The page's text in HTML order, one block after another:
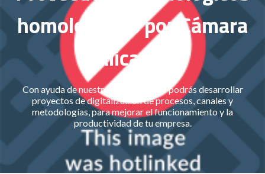
homologados por Cámara
Alicante
Con ayuda de nuestros proveedores podrás desarrollar
proyectos de digitalización de procesos, canales y
metodologías, para mejorar el funcionamiento y la
productividad de tu empresa.